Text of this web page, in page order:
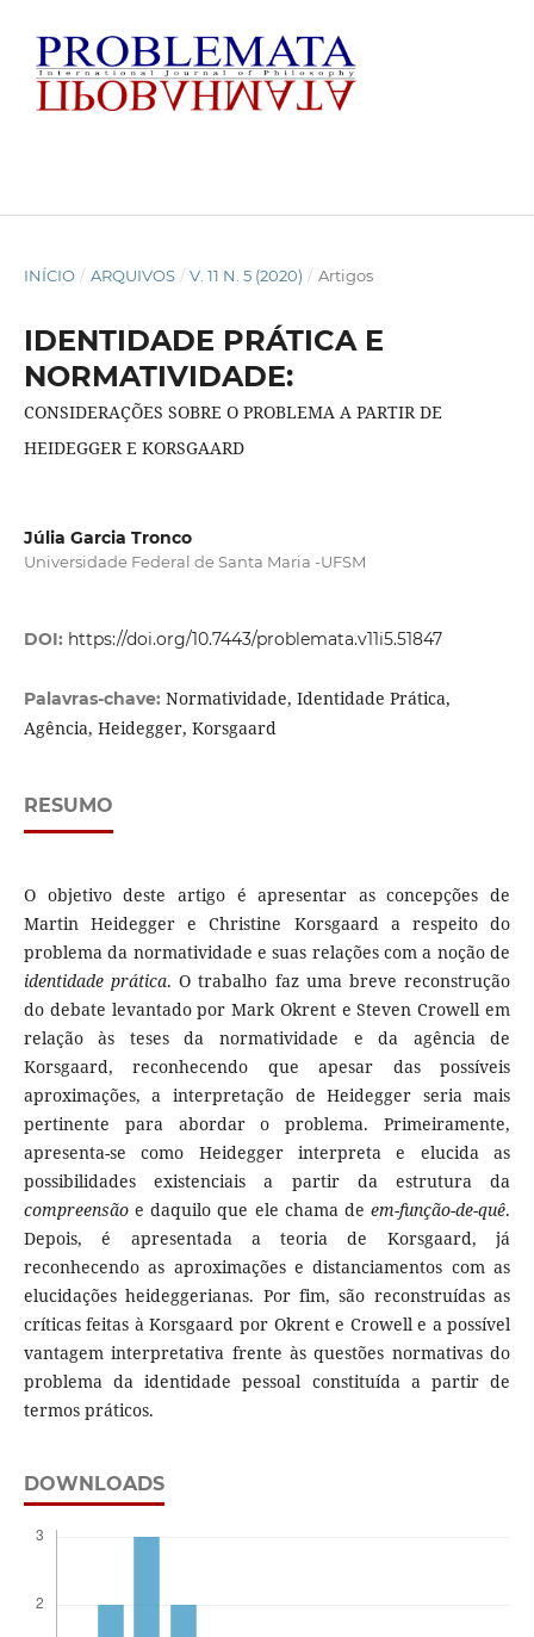
INÍCIO / ARQUIVOS / V. 11 N. 5 (2020) / Artigos
IDENTIDADE PRÁTICA E
NORMATIVIDADE:
CONSIDERAÇÕES SOBRE O PROBLEMA A PARTIR DE
HEIDEGGER E KORSGAARD
Júlia Garcia Tronco
Universidade Federal de Santa Maria -UFSM
DOI: https://doi.org/10.7443/problemata.v11i5.51847
Palavras-chave: Normatividade, Identidade Prática,
Agência, Heidegger, Korsgaard
RESUMO
O objetivo deste artigo é apresentar as concepções de
Martin Heidegger e Christine Korsgaard a respeito do
problema da normatividade e suas relações com a noção de
identidade prática. O trabalho faz uma breve reconstrução
do debate levantado por Mark Okrent e Steven Crowell em
relação às teses da normatividade e da agência de
Korsgaard, reconhecendo que apesar das possíveis
aproximações, a interpretação de Heidegger seria mais
pertinente para abordar o problema. Primeiramente,
apresenta-se como Heidegger interpreta e elucida as
possibilidades existenciais a partir da estrutura da
compreensãoe daquilo que ele chama deem-função-de-quê.
Depois, é apresentada a teoria de Korsgaard, já
reconhecendo as aproximações e distanciamentos com as
elucidações heideggerianas. Por fim, são reconstruídas as
críticas feitas à Korsgaard por Okrent e Crowell e a possível
vantagem interpretativa frente às questões normativas do
problema da identidade pessoal constituída a partir de
termos práticos.
DOWNLOADS